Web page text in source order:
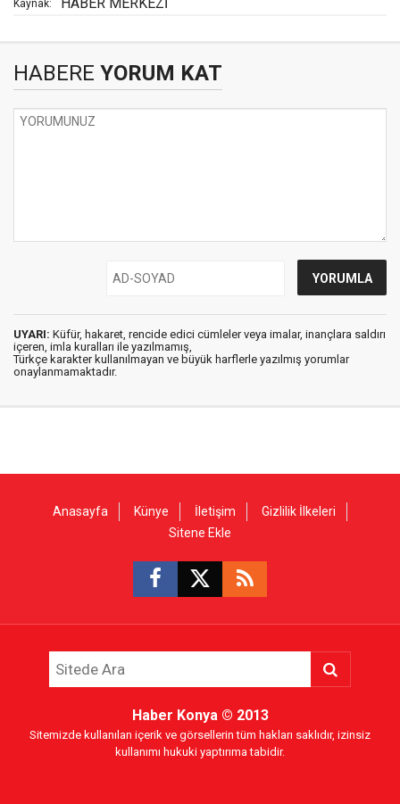
Kaynak:
HABERE YORUM KAT
UYARI: Küfür, hakaret, rencide edici cümleler veya imalar, inançlara saldırı
içeren, imla kuralları ile yazılmamış,
Türkçe karakter kullanılmayan ve büyük harflerle yazılmış yorumlar
onaylanmamaktadır.
Anasayfa Künye İletişim
Gizlilik İlkeleri
Sitene Ekle
Haber Konya© 2013
Sitemizde kullanılan içerik ve görsellerin tüm hakları saklıdır, izinsiz
kullanımı hukuki yaptırıma tabidir.